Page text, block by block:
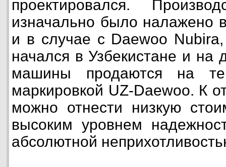
проектировался.
изначально было налажено
и в случае с Daewoo
начался в Узбекистане и на
машины продаются на
маркировкой UZ-Daewoo. К
можно отнести низкую
высоким уровнем
абсолютной